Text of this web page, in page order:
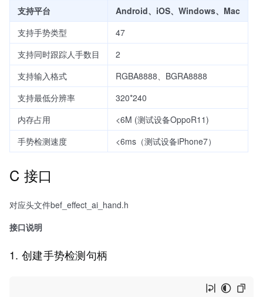
支持平台
Android、iOS、Windows、Mac
支持手势类型
47
支持同时跟踪人手数目
2
支持输入格式
RGBA8888、BGRA8888
支持最低分辨率
320*240
内存占用
<6M (测试设备OppoR11)
手势检测速度
<6ms（测试设备iPhone7）
C 接口
对应头文件bef_effect_ai_hand.h
接口说明
1. 创建手势检测句柄